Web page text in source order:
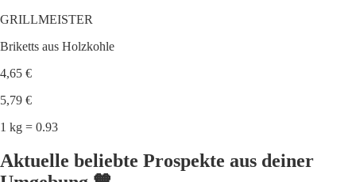
GRILLMEISTER
Briketts aus Holzkohle
4,65 €
5,79 €
1 kg = 0.93
Aktuelle beliebte Prospekte aus deiner